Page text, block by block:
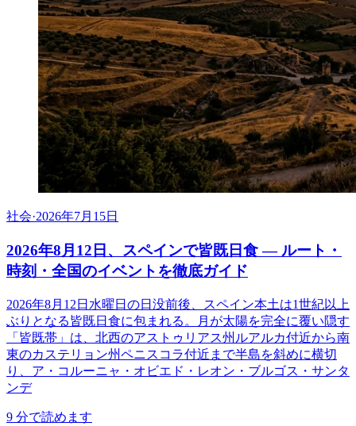
社会·2026年7月15日
2026年8月12日、スペインで皆既日食 ― ルート・
時刻・全国のイベントを徹底ガイド
2026年8月12日水曜日の日没前後、スペイン本土は1世紀以上
ぶりとなる皆既日食に包まれる。月が太陽を完全に覆い隠す
「皆既帯」は、北西のアストゥリアス州ルアルカ付近から南
東のカステリョン州ペニスコラ付近まで半島を斜めに横切
り、ア・コルーニャ・オビエド・レオン・ブルゴス・サンタ
ンデ
9 分で読めます